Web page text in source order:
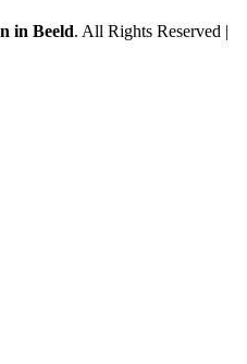
in Beeld. All Rights Reserved |